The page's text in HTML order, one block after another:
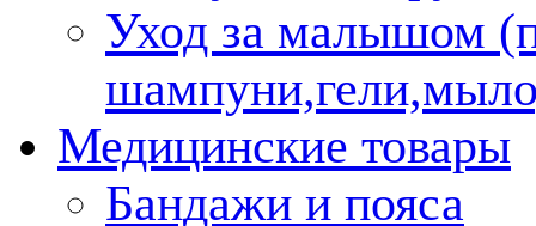
Уход за малышом
Медицинские товары
Бандажи и пояса